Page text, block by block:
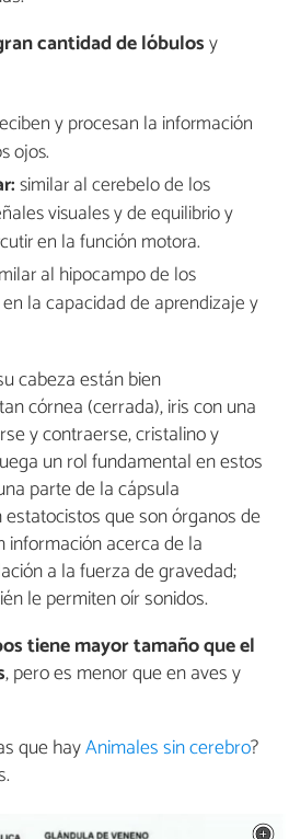
cantidad de lóbulosy
y procesan la información
ojos.
similar al cerebelo de los
visuales y de equilibrio y
en la función motora.
al hipocampo de los
la capacidad de aprendizaje y
cabeza están bien
córnea (cerrada), iris con una
y contraerse, cristalino y
un rol fundamental en estos
parte de la cápsula
que son órganos de
información acerca de la
a la fuerza de gravedad;
le permiten oír sonidos.
tiene mayor tamaño que el
, pero es menor que en aves y
que hayAnimales sin cerebro?